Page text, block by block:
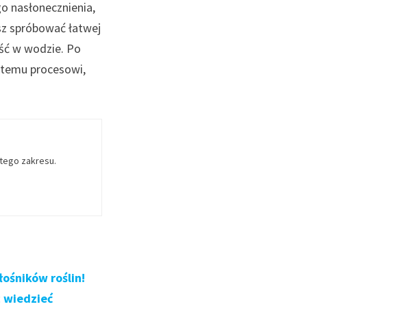
nasłonecznienia,
spróbować łatwej
w wodzie. Po
procesowi,
zakresu.
roślin!
wiedzieć